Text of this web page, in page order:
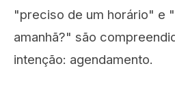
"preciso de um horário" e
amanhã?" são
intenção: agendamento.